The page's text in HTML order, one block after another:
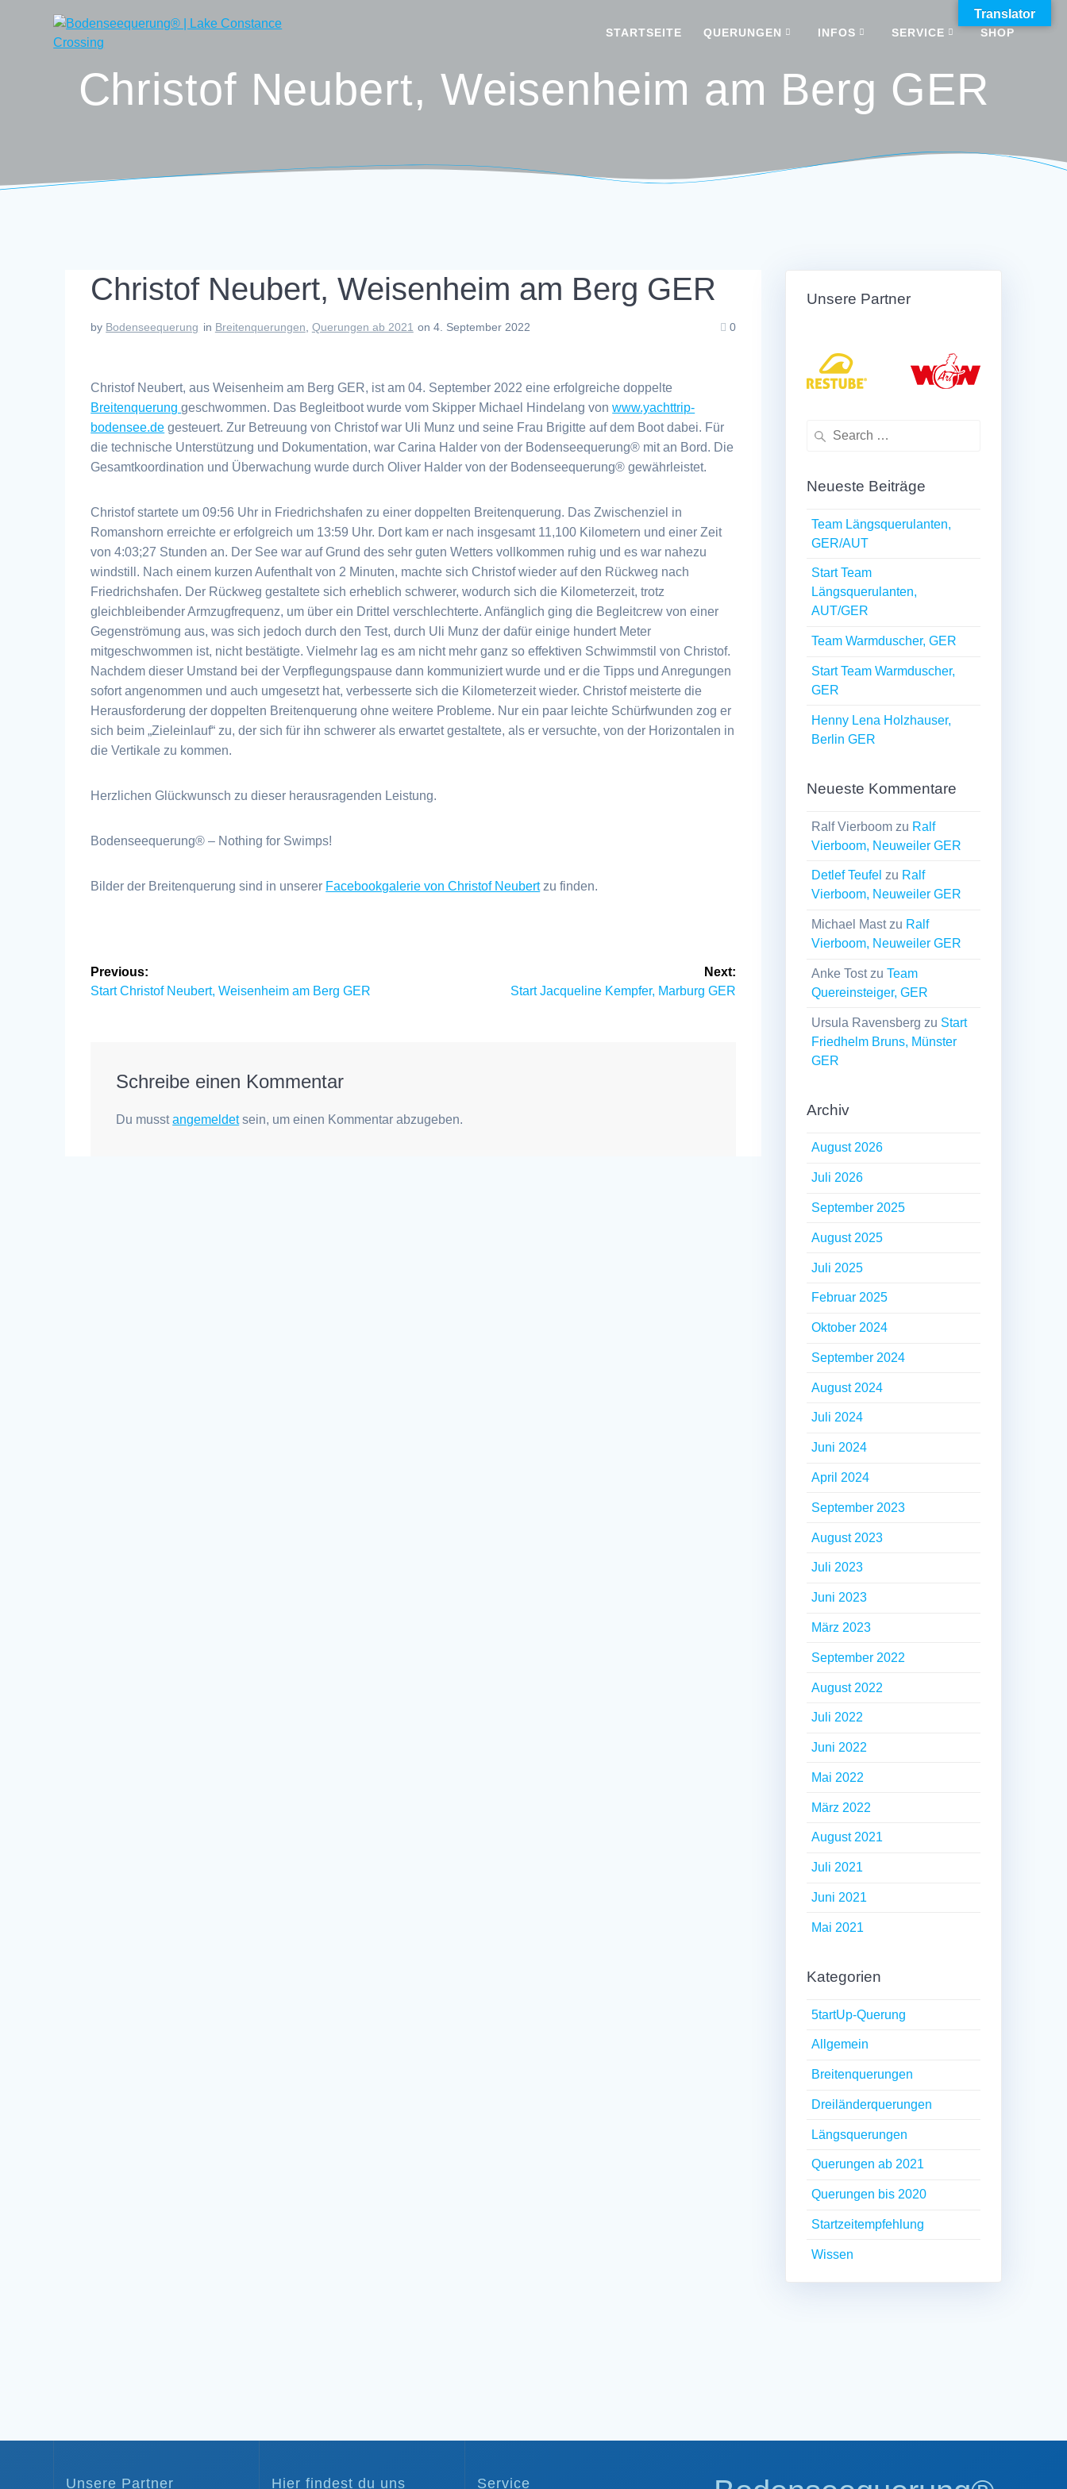
STARTSEITE QUERUNGEN INFOS SERVICE SHOP
Christof Neubert, Weisenheim am Berg GER
Christof Neubert, Weisenheim am Berg GER
by Bodenseequerung in Breitenquerungen, Querungen ab 2021 on 4. September 2022 0
Christof Neubert, aus Weisenheim am Berg GER, ist am 04. September 2022 eine erfolgreiche doppelte
Breitenquerunggeschwommen. Das Begleitboot wurde vom Skipper Michael Hindelang vonwww.yachttrip-
bodensee.de gesteuert. Zur Betreuung von Christof war Uli Munz und seine Frau Brigitte auf dem Boot dabei. Für
die technische Unterstützung und Dokumentation, war Carina Halder von der Bodenseequerung® mit an Bord. Die
Gesamtkoordination und Überwachung wurde durch Oliver Halder von der Bodenseequerung® gewährleistet.
Christof startete um 09:56 Uhr in Friedrichshafen zu einer doppelten Breitenquerung. Das Zwischenziel in
Romanshorn erreichte er erfolgreich um 13:59 Uhr. Dort kam er nach insgesamt 11,100 Kilometern und einer Zeit
von 4:03;27 Stunden an. Der See war auf Grund des sehr guten Wetters vollkommen ruhig und es war nahezu
windstill. Nach einem kurzen Aufenthalt von 2 Minuten, machte sich Christof wieder auf den Rückweg nach
Friedrichshafen. Der Rückweg gestaltete sich erheblich schwerer, wodurch sich die Kilometerzeit, trotz
gleichbleibender Armzugfrequenz, um über ein Drittel verschlechterte. Anfänglich ging die Begleitcrew von einer
Gegenströmung aus, was sich jedoch durch den Test, durch Uli Munz der dafür einige hundert Meter
mitgeschwommen ist, nicht bestätigte. Vielmehr lag es am nicht mehr ganz so effektiven Schwimmstil von Christof.
Nachdem dieser Umstand bei der Verpflegungspause dann kommuniziert wurde und er die Tipps und Anregungen
sofort angenommen und auch umgesetzt hat, verbesserte sich die Kilometerzeit wieder. Christof meisterte die
Herausforderung der doppelten Breitenquerung ohne weitere Probleme. Nur ein paar leichte Schürfwunden zog er
sich beim „Zieleinlauf“ zu, der sich für ihn schwerer als erwartet gestaltete, als er versuchte, von der Horizontalen in
die Vertikale zu kommen.
Herzlichen Glückwunsch zu dieser herausragenden Leistung.
Bodenseequerung® – Nothing for Swimps!
Bilder der Breitenquerung sind in unserer Facebookgalerie von Christof Neubertzu finden.
Beitragsnavigation
Previous:
Previous
Start Christof Neubert, Weisenheim am Berg GER
Next:
Next
Start Jacqueline Kempfer, Marburg GER
Schreibe einen Kommentar
Du musstangemeldetsein, um einen Kommentar abzugeben.
Unsere Partner
Search
Neueste Beiträge
Team Längsquerulanten,
GER/AUT
Start Team
Längsquerulanten,
AUT/GER
Team Warmduscher, GER
Start Team Warmduscher,
GER
Henny Lena Holzhauser,
Berlin GER
Neueste Kommentare
Ralf Vierboom zu Ralf
Vierboom, Neuweiler GER
Detlef Teufel zu Ralf
Vierboom, Neuweiler GER
Michael Mastzu Ralf
Vierboom, Neuweiler GER
Anke TostzuTeam
Quereinsteiger, GER
Ursula Ravensberg zu Start
Friedhelm Bruns, Münster
GER
Archiv
August 2026
Juli 2026
September 2025
August 2025
Juli 2025
Februar 2025
Oktober 2024
September 2024
August 2024
Juli 2024
Juni 2024
April 2024
September 2023
August 2023
Juli 2023
Juni 2023
März 2023
September 2022
August 2022
Juli 2022
Juni 2022
Mai 2022
März 2022
August 2021
Juli 2021
Juni 2021
Mai 2021
Kategorien
5tartUp-Querung
Allgemein
Breitenquerungen
Dreiländerquerungen
Längsquerungen
Querungen ab 2021
Querungen bis 2020
Startzeitempfehlung
Wissen
Unsere Partner Hier findest du uns Service
Translator